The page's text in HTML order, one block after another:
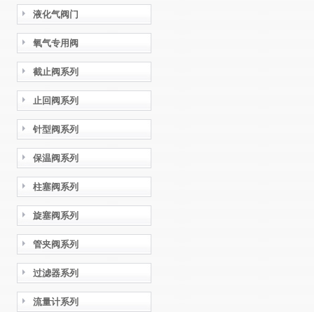
液化气阀门
氧气专用阀
截止阀系列
止回阀系列
针型阀系列
保温阀系列
柱塞阀系列
旋塞阀系列
管夹阀系列
过滤器系列
流量计系列